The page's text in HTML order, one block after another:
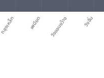
ถลุงเหล็ก เพนียด วังขอนขว้าง วังจั่น